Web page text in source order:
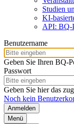
Studien
KI-
API: BQ-
Benutzername
Geben Sie Ihren BQ-
Passwort
Geben Sie hier das
Noch kein
Menü